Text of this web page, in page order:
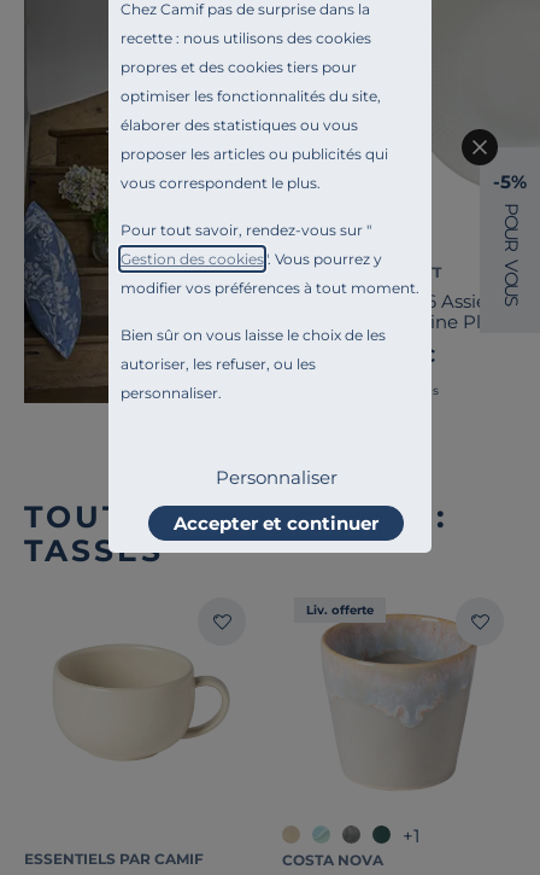
Chez Camif pas de surprise dans la
recette : nous utilisons des cookies
propres et des cookies tiers pour
optimiser les fonctionnalités du site,
élaborer des statistiques ou vous
proposer les articles ou publicités qui
vous correspondent le plus.
Pour tout savoir, rendez-vous sur "
Gestion des cookies". Vous pourrez y
modifier vos préférences à tout moment.
Bien sûr on vous laisse le choix de les
autoriser, les refuser, ou les
personnaliser.
Personnaliser
Accepter et continuer
Toute l'inspiration
Niort Ville
PILLIVUYT
Lot de 6 Assiettes
porcelaine Plissé
95,00 €
Français
TOUTE NOTRE OFFRE :
TASSES
ESSENTIELS PAR CAMIF
Liv. offerte
+1
COSTA NOVA
-5%
P
O
U
R
V
O
U
S